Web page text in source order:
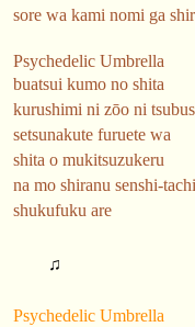
sore wa kami nomi ga
Psychedelic Umbrella
buatsui kumo no shita
kurushimi ni zōo ni
setsunakute furuete wa
shita o mukitsuzukeru
na mo shiranu senshi-
shukufuku are
♫
Psychedelic Umbrella